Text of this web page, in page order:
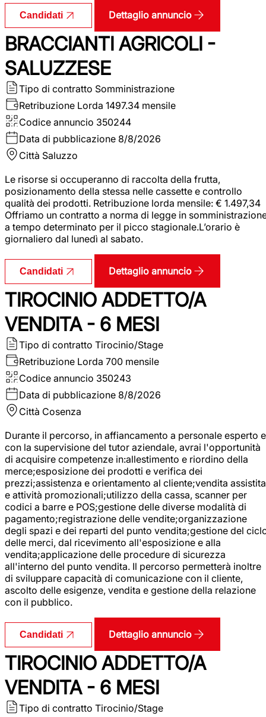
Candidati Dettaglio annuncio
BRACCIANTI AGRICOLI -
SALUZZESE
Tipo di contratto Somministrazione
Retribuzione Lorda 1497.34 mensile
Codice annuncio 350244
Data di pubblicazione 8/8/2026
Città Saluzzo
Le risorse si occuperanno di raccolta della frutta,
posizionamento della stessa nelle cassette e controllo
qualità dei prodotti. Retribuzione lorda mensile: € 1.497,34
Offriamo un contratto a norma di legge in
a tempo determinato per il picco stagionale.L’orario è
giornaliero dal lunedì al sabato.
Candidati Dettaglio annuncio
TIROCINIO ADDETTO/A
VENDITA - 6 MESI
Tipo di contratto Tirocinio/Stage
Retribuzione Lorda 700 mensile
Codice annuncio 350243
Data di pubblicazione 8/8/2026
Città Cosenza
Durante il percorso, in affiancamento a personale esperto e
con la supervisione del tutor aziendale, avrai l'opportunità
di acquisire competenze in:allestimento e riordino della
merce;esposizione dei prodotti e verifica dei
prezzi;assistenza e orientamento al cliente;vendita assistita
e attività promozionali;utilizzo della cassa, scanner per
codici a barre e POS;gestione delle diverse modalità di
pagamento;registrazione delle vendite;organizzazione
degli spazi e dei reparti del punto vendita;gestione del
delle merci, dal ricevimento all'esposizione e alla
vendita;applicazione delle procedure di sicurezza
all'interno del punto vendita. Il percorso permetterà inoltre
di sviluppare capacità di comunicazione con il cliente,
ascolto delle esigenze, vendita e gestione della relazione
con il pubblico.
Candidati Dettaglio annuncio
TIROCINIO ADDETTO/A
VENDITA - 6 MESI
Tipo di contratto Tirocinio/Stage